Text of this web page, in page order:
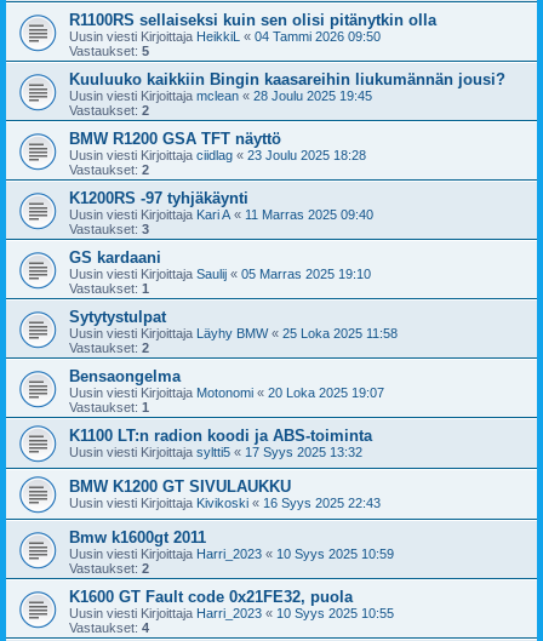
R1100RS sellaiseksi kuin sen olisi pitänytkin olla
Uusin viesti Kirjoittaja HeikkiL « 04 Tammi 2026 09:50
Vastaukset: 5
Kuuluuko kaikkiin Bingin kaasareihin liukumännän jousi?
Uusin viesti Kirjoittaja mclean « 28 Joulu 2025 19:45
Vastaukset: 2
BMW R1200 GSA TFT näyttö
Uusin viesti Kirjoittaja ciidlag « 23 Joulu 2025 18:28
Vastaukset: 2
K1200RS -97 tyhjäkäynti
Uusin viesti Kirjoittaja Kari A « 11 Marras 2025 09:40
Vastaukset: 3
GS kardaani
Uusin viesti Kirjoittaja Saulij « 05 Marras 2025 19:10
Vastaukset: 1
Sytytystulpat
Uusin viesti Kirjoittaja Läyhy BMW« 25 Loka 2025 11:58
Vastaukset: 2
Bensaongelma
Uusin viesti Kirjoittaja Motonomi « 20 Loka 2025 19:07
Vastaukset: 1
K1100 LT:n radion koodi ja ABS-toiminta
Uusin viesti Kirjoittaja syltti5 « 17 Syys 2025 13:32
BMW K1200 GT SIVULAUKKU
Uusin viesti Kirjoittaja Kivikoski « 16 Syys 2025 22:43
Bmw k1600gt 2011
Uusin viesti Kirjoittaja Harri_2023 « 10 Syys 2025 10:59
Vastaukset: 2
K1600 GT Fault code 0x21FE32, puola
Uusin viesti Kirjoittaja Harri_2023 « 10 Syys 2025 10:55
Vastaukset: 4